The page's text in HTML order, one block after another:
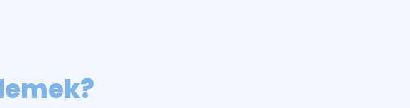
YDS ve YÖKDİL Puan Hesaplama Aracı
Remzi Hoca ile seni sınava hazırlayacak onlarca eğitim seni bekliyor!